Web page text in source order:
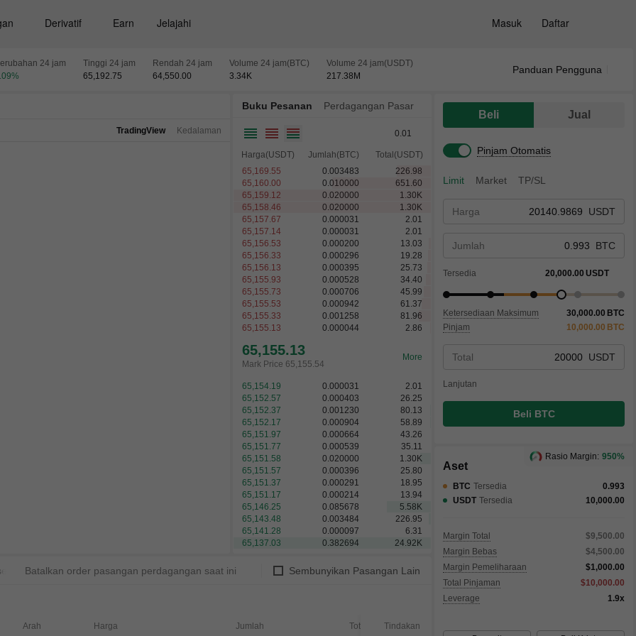
Derivatif Earn Jelajahi Masuk Daftar
24 jam
%
Tinggi 24 jam
65,192.75
Rendah 24 jam
64,550.00
Volume 24 jam(BTC)
3.34K
Volume 24 jam(USDT)
217.38 M
Panduan Pengguna
TradingView Kedalaman
Buku Pesanan Perdagangan Pasar
0.01
Harga(USDT) Jumlah(BTC)
Total(USDT)
65,169.55
0.003483
226.98
65,160.00
0.010000
651.60
65,159.12
0.020000 1.30 K
65,158.46
0.020000 1.30 K
65,157.67
0.000031
2.01
65,157.14
0.000031
2.01
65,156.53
0.000200
13.03
65,156.33
0.000296
19.28
65,156.13
0.000395
25.73
65,155.93
0.000528
34.40
65,155.73
0.000706
45.99
65,155.53
0.000942
61.37
65,155.33
0.001258
81.96
65,155.13
0.000044 2.86
65,154.83
Mark Price 65,155.54
More
65,154.19 0.000031
2.01
65,152.57
0.000403
26.25
65,152.37
0.001230
80.13
65,152.17
0.000904
58.89
65,151.97
0.000664
43.26
65,151.77
0.000539
35.11
65,151.58
0.020000 1.30 K
65,151.57
0.000396
25.80
65,151.37
0.000291
18.95
65,151.17
0.000214
13.94
65,143.48
0.003484
226.95
65,141.28
0.000097
6.31
65,137.03
0.382692 24.92K
65,129.10
0.656128 42.73 K
Batalkan order pasangan perdagangan saat ini Sembunyikan Pasangan Lain
Arah Harga Jumlah Total Tindakan
Beli Jual
Pinjam Otomatis
Limit Market TP/SL
Harga USDT
Jumlah BTC
Tersedia 20,000.00 USDT
Ketersediaan Maksimum 30,000.00 BTC
Pinjam
10,000.00 BTC
Total USDT
Lanjutan
Beli BTC
Aset
BTC Tersedia
0.993
USDT Tersedia 10,000.00
Margin Total
$9,500.00
Margin Bebas
$4,500.00
Margin Pemeliharaan
$1,000.00
Total Pinjaman
$10,000.00
Leverage
1.9x
Rasio Margin: 950%